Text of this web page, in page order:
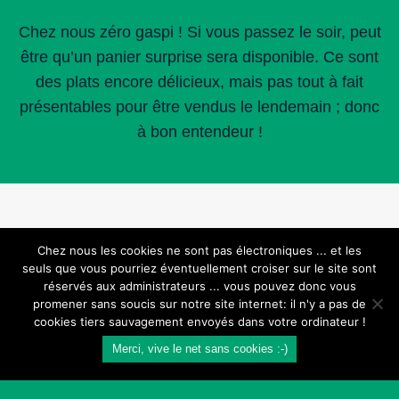
Chez nous zéro gaspi ! Si vous passez le soir, peut
être qu’un panier surprise sera disponible. Ce sont
des plats encore délicieux, mais pas tout à fait
présentables pour être vendus le lendemain ; donc
à bon entendeur !
© 2026 L'estanquet - 50 rue St Germain 64190
NAVARRENX- ☎️05 59 66 56 52
Chez nous les cookies ne sont pas électroniques ... et les
seuls que vous pourriez éventuellement croiser sur le site sont
réservés aux administrateurs ... vous pouvez donc vous
promener sans soucis sur notre site internet: il n'y a pas de
cookies tiers sauvagement envoyés dans votre ordinateur !
Merci, vive le net sans cookies :-)